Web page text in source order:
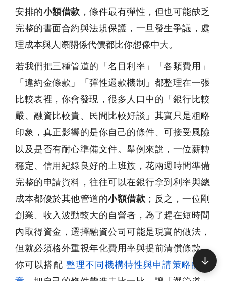
安排的小額借款 ，條件最有彈性，但也可能缺乏
完整的書面合約與法規保護，一旦發生爭議，處
理成本與人際關係代價都比你想像中大。
若我們把三種管道的「名目利率」「各類費用」
「違約金條款」「彈性還款機制」都整理在一張
比較表裡，你會發現，很多人口中的「銀行比較
嚴、融資比較貴、民間比較好談」其實只是粗略
印象，真正影響的是你自己的條件、可接受風險
以及是否有耐心準備文件。舉例來說，一位薪轉
穩定、信用紀錄良好的上班族，花兩週時間準備
完整的申請資料，往往可以在銀行拿到利率與總
成本都優於其他管道的小額借款 ；反之，一位剛
創業、收入波動較大的自營者，為了趕在短時間
內取得資金，選擇融資公司可能是現實的做法，
但就必須格外重視年化費用率與提前清償條款。
你可以搭配 整理不同機構特性與申請策略的文
↓